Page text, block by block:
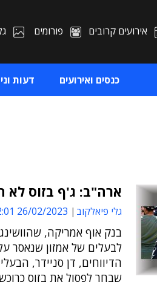
אירועים קרובים פורומים
כנסים ואירועים דעות
ארה"ב: ג'ף בזוס לא
גלי פיאלקוב 26/02/2023 12:01
בנק אוף אמריקה,
לבעלים של אמזון שנאסר
שבחר לפסול את בזוס